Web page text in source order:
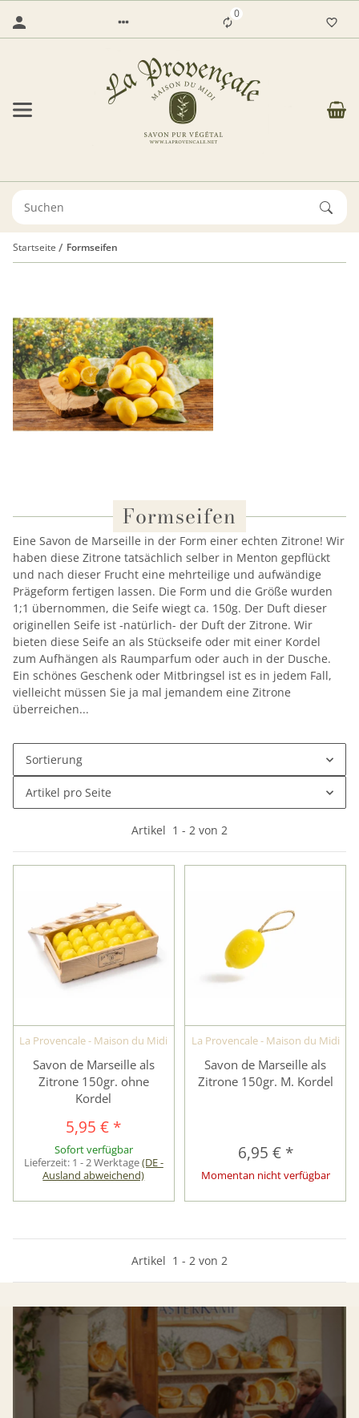
0
Startseite Formseifen
Formseifen
Eine Savon de Marseille in der Form einer echten Zitrone! Wir
haben diese Zitrone tatsächlich selber in Menton gepflückt
und nach dieser Frucht eine mehrteilige und aufwändige
Prägeform fertigen lassen. Die Form und die Größe wurden
1;1 übernommen, die Seife wiegt ca. 150g. Der Duft dieser
originellen Seife ist -natürlich- der Duft der Zitrone. Wir
bieten diese Seife an als Stückseife oder mit einer Kordel
zum Aufhängen als Raumparfum oder auch in der Dusche.
Ein schönes Geschenk oder Mitbringsel ist es in jedem Fall,
vielleicht müssen Sie ja mal jemandem eine Zitrone
überreichen...
Sortierung
Artikel pro Seite
Artikel 1 - 2 von 2
La Provencale - Maison du Midi
Savon de Marseille als
Zitrone 150gr. ohne
Kordel
5,95 € *
Sofort verfügbar
Lieferzeit: 1 - 2 Werktage(DE -
Ausland abweichend)
La Provencale - Maison du Midi
Savon de Marseille als
Zitrone 150gr. M. Kordel
6,95 € *
Momentan nicht verfügbar
Artikel 1 - 2 von 2